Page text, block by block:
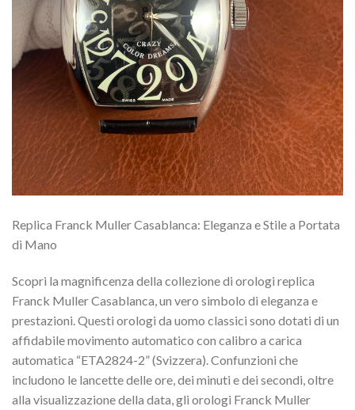
Replica Franck Muller Casablanca: Eleganza e Stile a Portata
di Mano
Scopri la magnificenza della collezione di orologi replica
Franck Muller Casablanca, un vero simbolo di eleganza e
prestazioni. Questi orologi da uomo classici sono dotati di un
affidabile movimento automatico con calibro a carica
automatica “ETA2824-2” (Svizzera). Confunzioni che
includono le lancette delle ore, dei minuti e dei secondi, oltre
alla visualizzazione della data, gli orologi Franck Muller